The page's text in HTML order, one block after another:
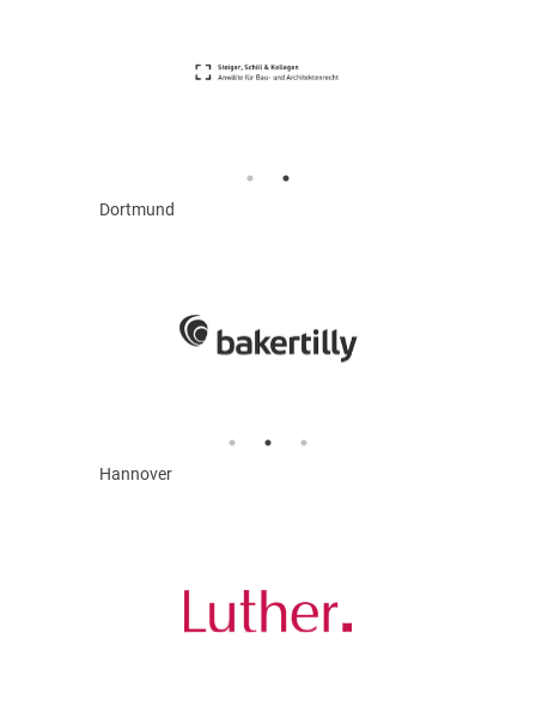
Dortmund
Hannover